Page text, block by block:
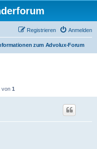
Anmelden
Registrieren
zum Advolux-Forum
von 1